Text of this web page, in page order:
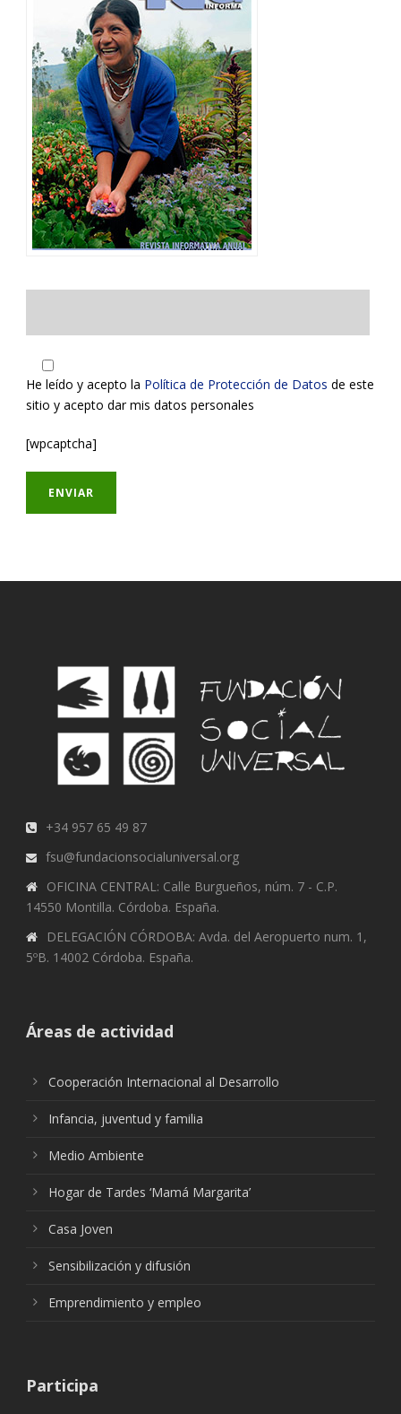
He leído y acepto la Política de Protección de Datos de este
sitio y acepto dar mis datos personales
[wpcaptcha]
+34 957 65 49 87
fsu@fundacionsocialuniversal.org
OFICINA CENTRAL: Calle Burgueños, núm. 7 - C.P.
14550 Montilla. Córdoba. España.
DELEGACIÓN CÓRDOBA: Avda. del Aeropuerto num. 1,
5ºB. 14002 Córdoba. España.
Áreas de actividad
Cooperación Internacional al Desarrollo
Infancia, juventud y familia
Medio Ambiente
Hogar de Tardes ‘Mamá Margarita’
Casa Joven
Sensibilización y difusión
Emprendimiento y empleo
Participa